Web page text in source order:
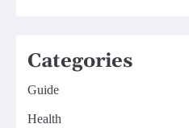
Categories
Guide
Health